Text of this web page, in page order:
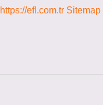
https://efl.com.tr Sitemap